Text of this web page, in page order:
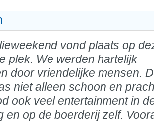
vond plaats op
plek. We werden hartelijk
door vriendelijke mensen.
niet alleen schoon en
ook veel entertainment in
en op de boerderij zelf.